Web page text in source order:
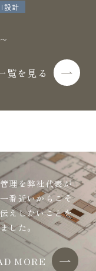
設計
覧を見る
理を弊社代表が
番近いからこそ
えしたいことを
した。
MORE